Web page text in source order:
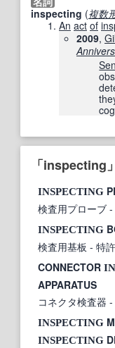
inspecting (複数
An act of
2009,
「inspecting
INSPECTING
検査用プローブ -
INSPECTING
検査用基板 - 特
CONNECTOR
APPARATUS
コネクタ検査器 -
INSPECTING
INSPECTING